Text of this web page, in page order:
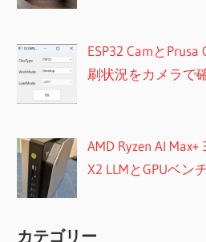
ESP32 Camと
刷状況をカメラで
AMD Ryzen AI Max+
X2 LLMとGPUベン
カテゴリー